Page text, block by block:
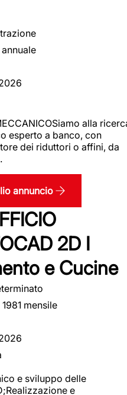
alla
esperto a banco, con
dei riduttori o affini, da
annuncio
2D I
e Cucine
mensile
e sviluppo delle
e